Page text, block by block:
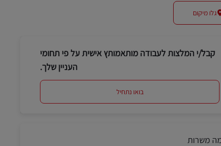
גלו מיקום
קבל/י המלצות לעבודה מותאמותץ אישית על פי תחומי
העניין שלך.
בואו נתחיל
משרות